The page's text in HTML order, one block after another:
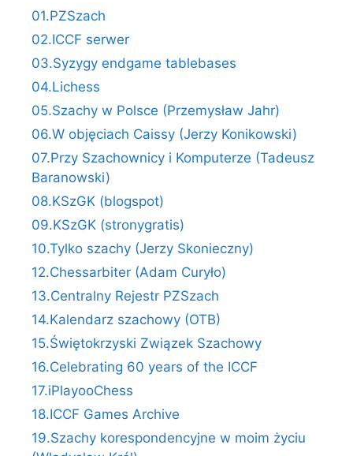
01.PZSzach
02.ICCF serwer
03.Syzygy endgame tablebases
04.Lichess
05.Szachy w Polsce (Przemysław Jahr)
06.W objęciach Caissy (Jerzy Konikowski)
07.Przy Szachownicy i Komputerze (Tadeusz
Baranowski)
08.KSzGK (blogspot)
09.KSzGK (stronygratis)
10.Tylko szachy (Jerzy Skonieczny)
12.Chessarbiter (Adam Curyło)
13.Centralny Rejestr PZSzach
14.Kalendarz szachowy (OTB)
15.Świętokrzyski Związek Szachowy
16.Celebrating 60 years of the ICCF
17.iPlayooChess
18.ICCF Games Archive
19.Szachy korespondencyjne w moim życiu